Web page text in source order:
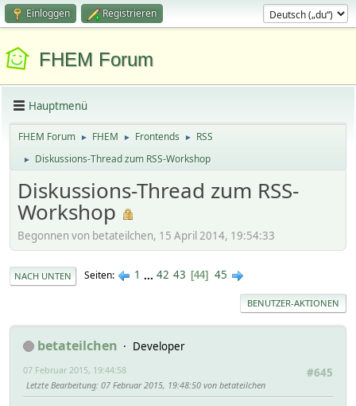
Einloggen Registrieren
FHEM Forum
Hauptmenü
FHEM Forum ► FHEM ► Frontends ► RSS
► Diskussions-Thread zum RSS-Workshop
Diskussions-Thread zum RSS-
Workshop
Begonnen von betateilchen, 15 April 2014, 19:54:33
NACH UNTEN Seiten 1 ... 42 43 44 45
BENUTZER-AKTIONEN
betateilchen
Developer
#645
07 Februar 2015, 19:44:58
Letzte Bearbeitung: 07 Februar 2015, 19:48:50 von betateilchen